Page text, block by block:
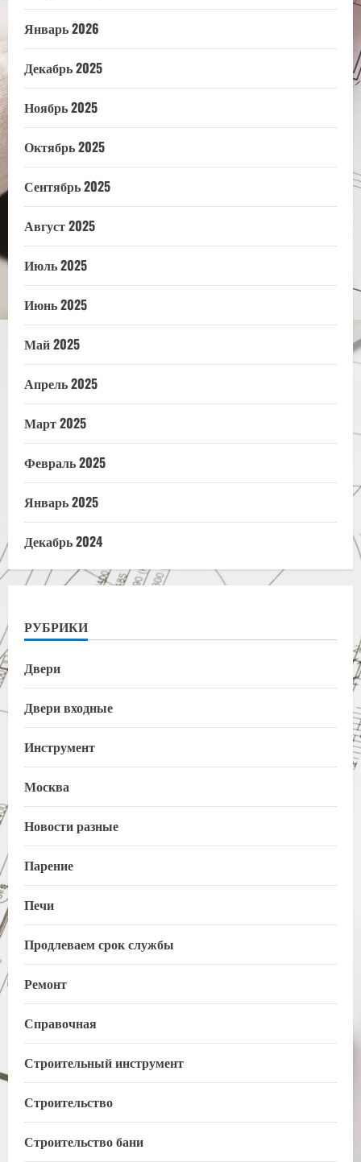
Январь 2026
Декабрь 2025
Ноябрь 2025
Октябрь 2025
Сентябрь 2025
Август 2025
Июль 2025
Июнь 2025
Май 2025
Апрель 2025
Март 2025
Февраль 2025
Январь 2025
Декабрь 2024
РУБРИКИ
Двери
Двери входные
Инструмент
Москва
Новости разные
Парение
Печи
Продлеваем срок службы
Ремонт
Справочная
Строительный инструмент
Строительство
Строительство бани